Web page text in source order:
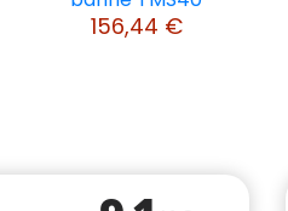
156,44 €